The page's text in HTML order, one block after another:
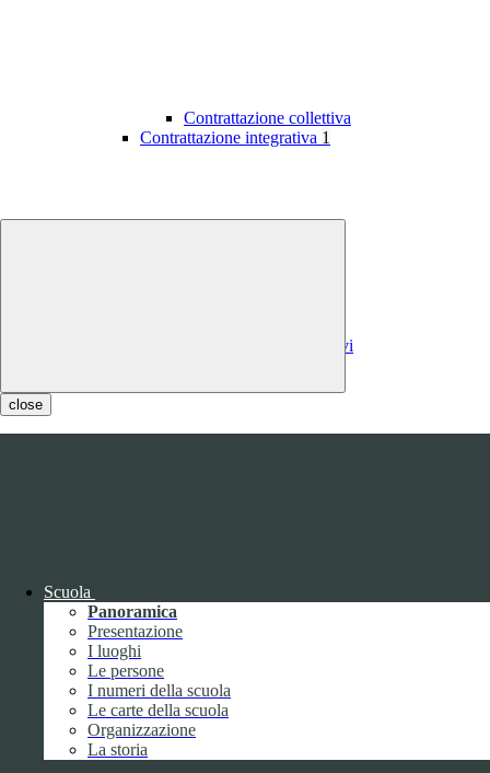
close
Scuola
Panoramica
Presentazione
I luoghi
Le persone
I numeri della scuola
Le carte della scuola
Organizzazione
La storia
Contrattazione collettiva
Contrattazione integrativa 1
Costi contratti integrativi
Bandi di concorso